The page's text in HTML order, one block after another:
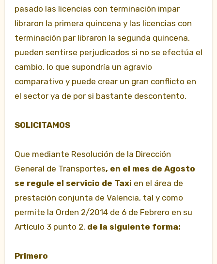
pasado las licencias con terminación impar
libraron la primera quincena y las licencias con
terminación par libraron la segunda quincena,
pueden sentirse perjudicados si no se efectúa el
cambio, lo que supondría un agravio
comparativo y puede crear un gran conflicto en
el sector ya de por si bastante descontento.
SOLICITAMOS
Que mediante Resolución de la Dirección
General de Transportes, en el mes de Agosto
se regule el servicio de Taxi en el área de
prestación conjunta de Valencia, tal y como
permite la Orden 2/2014 de 6 de Febrero en su
Artículo 3 punto 2, de la siguiente forma:
Primero